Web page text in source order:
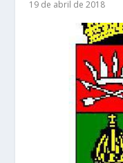
19 de abril de 2018